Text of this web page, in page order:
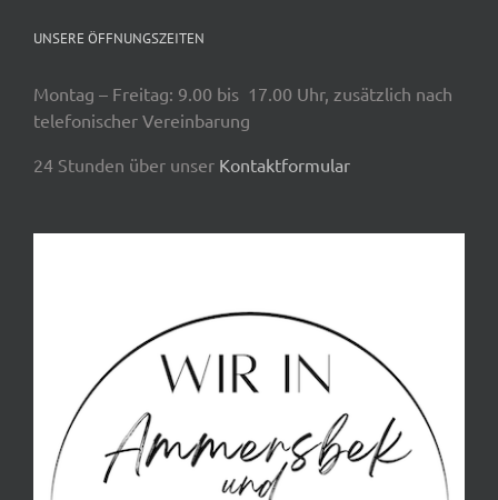
UNSERE ÖFFNUNGSZEITEN
Montag – Freitag: 9.00 bis 17.00 Uhr, zusätzlich nach
telefonischer Vereinbarung
24 Stunden über unser Kontaktformular